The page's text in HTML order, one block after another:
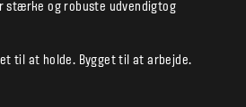
stærke og robuste udvendigtog
til at holde. Bygget til at arbejde.